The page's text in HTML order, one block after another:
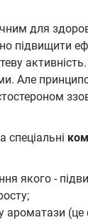
для
Але
спеціальні
якого -
ароматази